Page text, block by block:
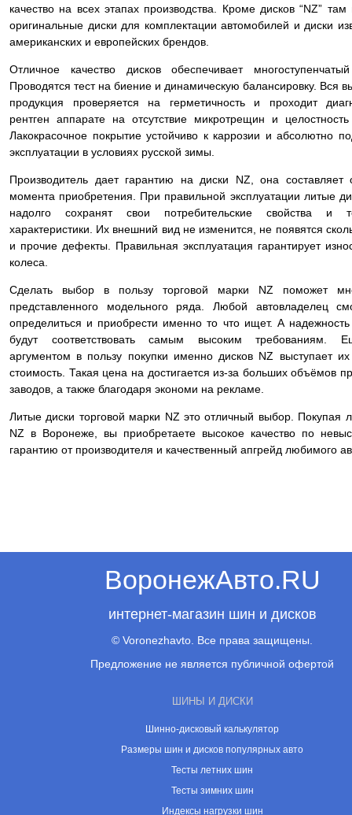
качество на всех этапах производства. Кроме дисков “NZ” там
оригинальные диски для комплектации автомобилей и диски
американских и европейских брендов.
Отличное качество дисков обеспечивает
Проводятся тест на биение и динамическую балансировку. Вся
продукция проверяется на герметичность и проходит
рентген аппарате на отсутствие микротрещин и целостность
Лакокрасочное покрытие устойчиво к каррозии и абсолютно
эксплуатации в условиях русской зимы.
Производитель дает гарантию на диски NZ, она составляет
момента приобретения. При правильной эксплуатации литые
надолго сохранят свои потребительские свойства и
характеристики. Их внешний вид не изменится, не появятся
и прочие дефекты. Правильная эксплуатация гарантирует
колеса.
Сделать выбор в пользу торговой марки NZ поможет
представленного модельного ряда. Любой автовладелец
определиться и приобрести именно то что ищет. А надежность
будут соответствовать самым высоким требованиям.
аргументом в пользу покупки именно дисков NZ выступает
стоимость. Такая цена на достигается из-за больших объёмов
заводов, а также благодаря экономи на рекламе.
Литые диски торговой марки NZ это отличный выбор. Покупая
NZ в Воронеже, вы приобретаете высокое качество по
гарантию от производителя и качественный апгрейд любимого
ВоронежАвто.RU
интернет-магазин шин и дисков
© Voronezhavto. Все права защищены.
Предложение не является публичной офертой
ШИНЫ И ДИСКИ
Шинно-дисковый калькулятор
Размеры шин и дисков популярных авто
Тесты летних шин
Тесты зимних шин
Индексы нагрузки шин